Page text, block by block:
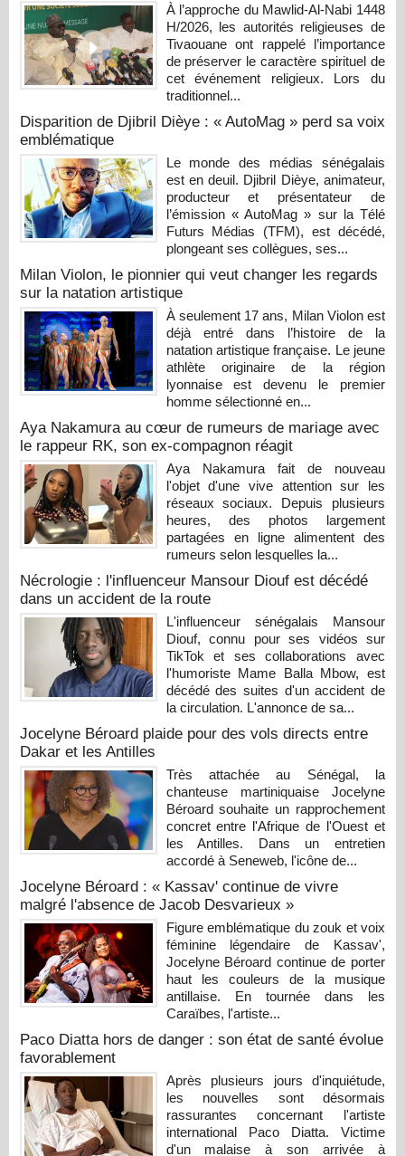
À l’approche du Mawlid-Al-Nabi 1448
H/2026, les autorités religieuses de
Tivaouane ont rappelé l’importance
de préserver le caractère spirituel de
cet événement religieux. Lors du
traditionnel...
Disparition de Djibril Dièye : « AutoMag » perd sa voix
emblématique
Le monde des médias sénégalais
est en deuil. Djibril Dièye, animateur,
producteur et présentateur de
l’émission « AutoMag » sur la Télé
Futurs Médias (TFM), est décédé,
plongeant ses collègues, ses...
Milan Violon, le pionnier qui veut changer les regards
sur la natation artistique
À seulement 17 ans, Milan Violon est
déjà entré dans l’histoire de la
natation artistique française. Le jeune
athlète originaire de la région
lyonnaise est devenu le premier
homme sélectionné en...
Aya Nakamura au cœur de rumeurs de mariage avec
le rappeur RK, son ex-compagnon réagit
Aya Nakamura fait de nouveau
l'objet d'une vive attention sur les
réseaux sociaux. Depuis plusieurs
heures, des photos largement
partagées en ligne alimentent des
rumeurs selon lesquelles la...
Nécrologie : l'influenceur Mansour Diouf est décédé
dans un accident de la route
L'influenceur sénégalais Mansour
Diouf, connu pour ses vidéos sur
TikTok et ses collaborations avec
l'humoriste Mame Balla Mbow, est
décédé des suites d'un accident de
la circulation. L'annonce de sa...
Jocelyne Béroard plaide pour des vols directs entre
Dakar et les Antilles
Très attachée au Sénégal, la
chanteuse martiniquaise Jocelyne
Béroard souhaite un rapprochement
concret entre l'Afrique de l'Ouest et
les Antilles. Dans un entretien
accordé à Seneweb, l'icône de...
Jocelyne Béroard : « Kassav' continue de vivre
malgré l'absence de Jacob Desvarieux »
Figure emblématique du zouk et voix
féminine légendaire de Kassav',
Jocelyne Béroard continue de porter
haut les couleurs de la musique
antillaise. En tournée dans les
Caraïbes, l'artiste...
Paco Diatta hors de danger : son état de santé évolue
favorablement
Après plusieurs jours d'inquiétude,
les nouvelles sont désormais
rassurantes concernant l'artiste
international Paco Diatta. Victime
d'un malaise à son arrivée à